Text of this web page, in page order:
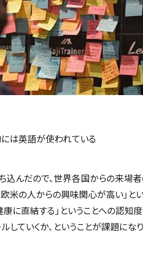
は英語が使われている
込んだので、世界各国からの来場
米の人からの興味関心が高い」と
に直結する」ということへの認知
ていくか、ということが課題になり